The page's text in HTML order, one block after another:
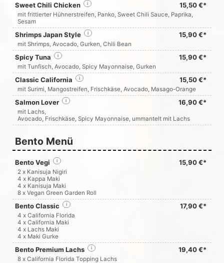
Sweet Chili Chicken 15,50 €*
i
mit frittierter Hühnerstreifen, Panko, Sweet Chili Sauce, Paprika,
Sesam
Shrimps Japan Style 15,90 €*
i
mit Shrimps, Avocado, Gurken, Chili Bean
Spicy Tuna 15,90 €*
i
mit Tunfisch, Avocado, Spicy Mayonnaise, Gurken
Classic California 15,50 €*
i
mit Surimi, Mangostreifen, Frischkäse, Avocado, Masago-Orange
Salmon Lover 16,90 €*
i
mit Lachs,
Avocado, Frischkäse, Spicy Mayonnaise, ummantelt mit Lachs
Bento Menü
Bento Vegi 15,90 €*
i
2 x Kanisuja Nigiri
4 x Kappa Maki
4 x Kanisuja Maki
8 x Vegan Green Garden Roll
Bento Classic 17,90 €*
i
4 x California Florida
4 x California Maki
4 x Lachs Maki
4 x Maki Gurke
Bento Premium Lachs 19,40 €*
i
8 x California Florida Topping Lachs